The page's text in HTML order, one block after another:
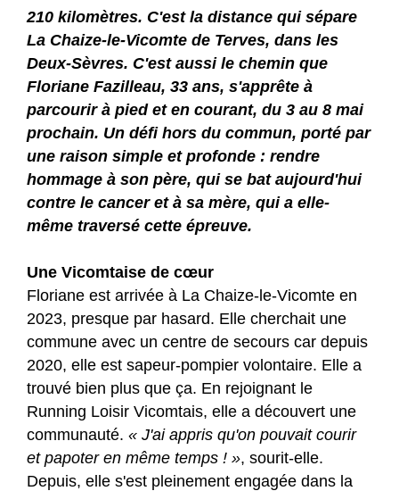
210 kilomètres. C'est la distance qui sépare
La Chaize-le-Vicomte de Terves, dans les
Deux-Sèvres. C'est aussi le chemin que
Floriane Fazilleau, 33 ans, s'apprête à
parcourir à pied et en courant, du 3 au 8 mai
prochain. Un défi hors du commun, porté par
une raison simple et profonde : rendre
hommage à son père, qui se bat aujourd'hui
contre le cancer et à sa mère, qui a elle-
même traversé cette épreuve.
Une Vicomtaise de cœur
Floriane est arrivée à La Chaize-le-Vicomte en
2023, presque par hasard. Elle cherchait une
commune avec un centre de secours car depuis
2020, elle est sapeur-pompier volontaire. Elle a
trouvé bien plus que ça. En rejoignant le
Running Loisir Vicomtais, elle a découvert une
communauté. « J'ai appris qu'on pouvait courir
et papoter en même temps ! », sourit-elle.
Depuis, elle s'est pleinement engagée dans la